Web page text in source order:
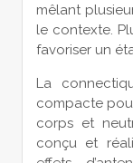
mêlant
le contexte.
favoriser un
La
compacte
corps et
conçu et